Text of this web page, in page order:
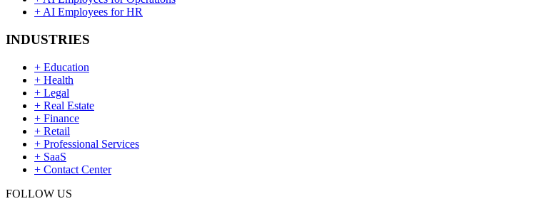
+ AI Employees for HR
INDUSTRIES
+ Education
+ Health
+ Legal
+ Real Estate
+ Finance
+ Retail
+ Professional Services
+ SaaS
+ Contact Center
FOLLOW US